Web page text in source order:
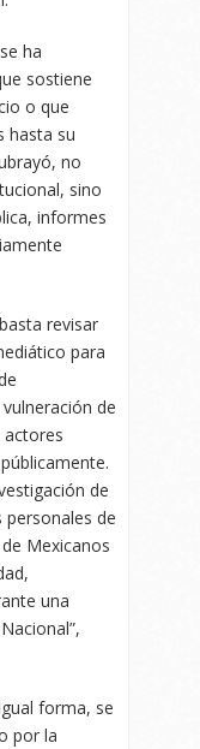
ha
sostiene
o que
hasta su
no
sino
informes
revisar
para
de
de
de
Mexicanos
una
forma, se
por la